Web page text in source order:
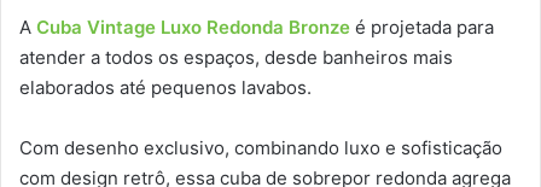
A Cuba Vintage Luxo Redonda Bronze é projetada para
atender a todos os espaços, desde banheiros mais
elaborados até pequenos lavabos.
Com desenho exclusivo, combinando luxo e sofisticação
com design retrô, essa cuba de sobrepor redonda agrega